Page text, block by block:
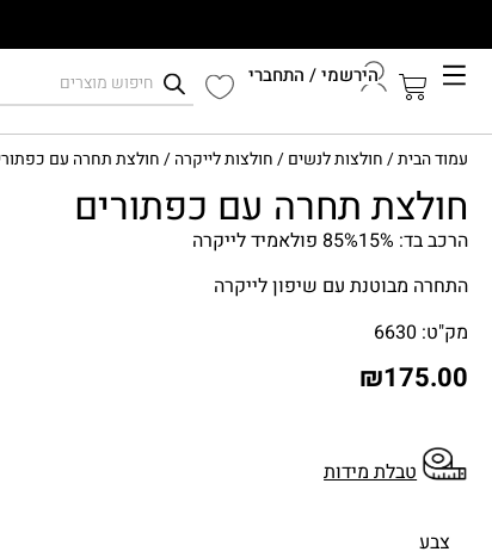
הירשמי / התחברי
עמוד הבית/חולצות לנשים/חולצות לייקרה/ חולצת תחרה עם
חולצת תחרה עם כפתורים
הרכב בד: 85%15% פולאמיד לייקרה
התחרה מבוטנת עם שיפון לייקרה
מק"ט: 6630
₪175.00
טבלת מידות
צבע